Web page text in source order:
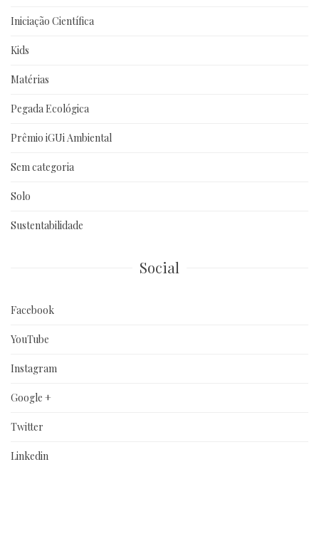
Iniciação Científica
Kids
Matérias
Pegada Ecológica
Prêmio iGUi Ambiental
Sem categoria
Solo
Sustentabilidade
Social
Facebook
YouTube
Instagram
Google +
Twitter
Linkedin